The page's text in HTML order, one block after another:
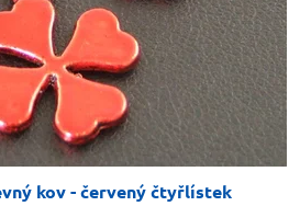
kov - červený čtyřlístek